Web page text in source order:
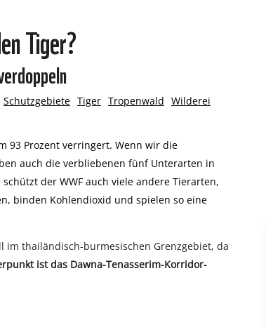
Tiger?
Schutzgebiete Tiger Tropenwald Wilderei
93 Prozent verringert. Wenn wir die
auch die verbliebenen fünf Unterarten in
der WWF auch viele andere Tierarten,
binden Kohlendioxid und spielen so eine
im thailändisch-burmesischen Grenzgebiet, da
ist das Dawna-Tenasserim-Korridor-